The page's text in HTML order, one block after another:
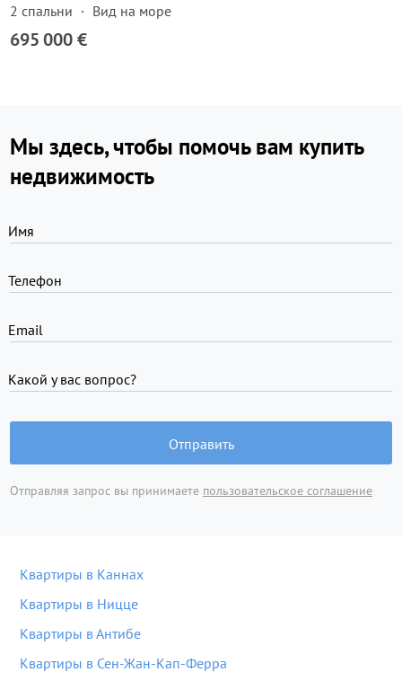
2 спальни
Вид на море
695 000 €
Мы здесь, чтобы помочь вам купить
недвижимость
Имя
Телефон
Email
Какой у вас вопрос?
Отправить
Отправляя запрос вы принимаете пользовательское соглашение
Квартиры в Каннах
Квартиры в Ницце
Квартиры в Антибе
Квартиры в Сен-Жан-Кап-Ферра